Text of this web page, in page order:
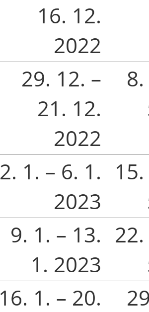
16. 12.
2022
29. 12. –
21. 12.
2022
2. 1. – 6. 1.
2023
9. 1. – 13.
1. 2023
16. 1. – 20.